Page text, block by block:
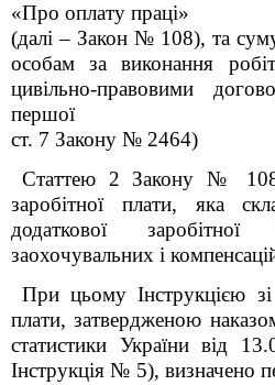
«Про оплату праці»
(далі – Закон № 108), та
особам за виконання
цивільно-правовими
першої
ст. 7 Закону № 2464)
Статтею 2 Закону № 108
заробітної плати, яка
додаткової
заохочувальних і
При цьому Інструкцією зі
плати, затвердженою
статистики України від
Інструкція № 5), визначено